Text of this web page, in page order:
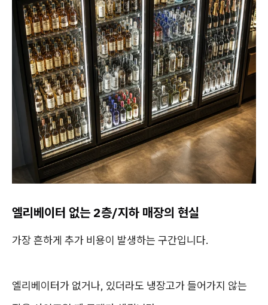
엘리베이터 없는 2층/지하 매장의 현실
가장 흔하게 추가 비용이 발생하는 구간입니다.
엘리베이터가 없거나, 있더라도 냉장고가 들어가지 않는